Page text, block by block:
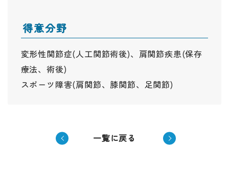
得意分野
変形性関節症(人工関節術後)、肩関節疾患(保存
療法、術後)
スポーツ障害(肩関節、膝関節、足関節)
一覧に戻る